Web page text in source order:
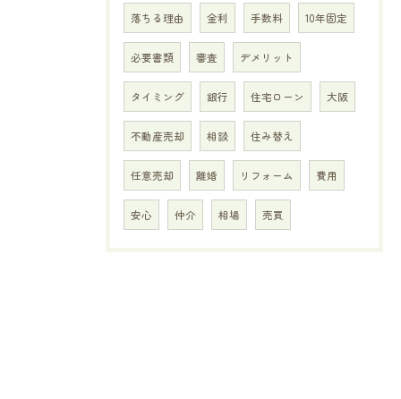
落ちる理由 金利 手数料 10年固定
必要書類 審査 デメリット
タイミング 銀行 住宅ローン 大阪
不動産売却 相談 住み替え
任意売却 離婚 リフォーム 費用
安心 仲介 相場 売買